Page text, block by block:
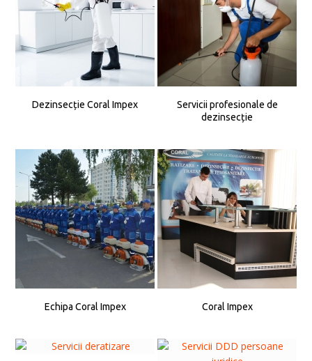
Dezinsecție Coral Impex
Servicii profesionale de
dezinsecție
Echipa Coral Impex Coral Impex